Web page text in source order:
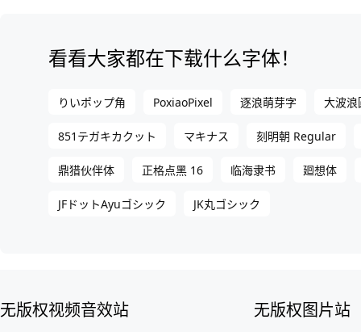
看看大家都在下载什么字体！
りいポップ角 PoxiaoPixel 逐浪萌芽字 大波浪
851テガキカクット マキナス 刻明朝 Regular
鼎猎伙伴体 正格点黑 16 临海隶书 廻想体
JFドットAyuゴシック JK丸ゴシック
无版权视频音效站 无版权图片站